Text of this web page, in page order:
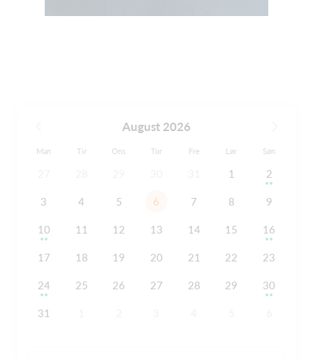
August 2026
Man Tir Ons Tor Fre Lør Søn
1 2
3 4 5 6 7 8 9
10 11 12 13 14 15 16
17 18 19 20 21 22 23
24 25 26 27 28 29 30
31